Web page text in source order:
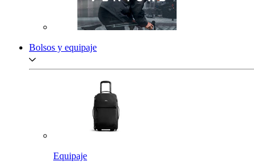
Bolsos y equipaje
Equipaje